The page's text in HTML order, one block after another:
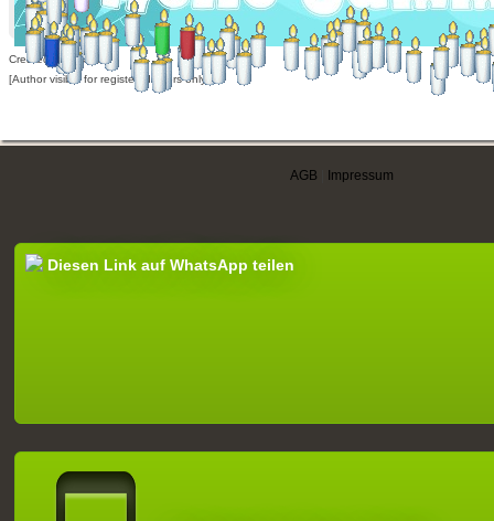
Created: 27.04.2013,
[Author visible for registered users only]
AGB Impressum
Diesen Link auf WhatsApp teilen